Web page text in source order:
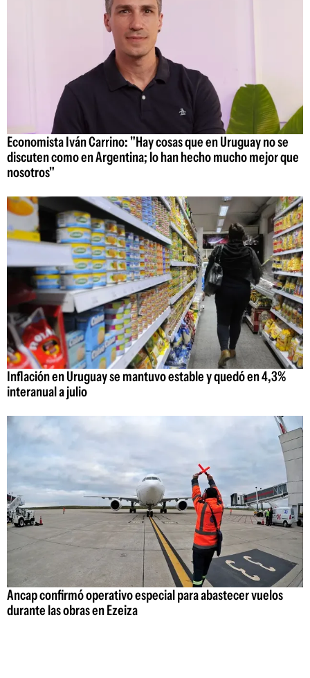
Economista Iván Carrino: "Hay cosas que en Uruguay no se
discuten como en Argentina; lo han hecho mucho mejor que
nosotros"
Inflación en Uruguay se mantuvo estable y quedó en 4,3%
interanual a julio
Ancap confirmó operativo especial para abastecer vuelos
durante las obras en Ezeiza